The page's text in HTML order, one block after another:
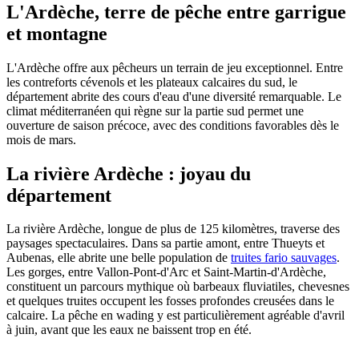
L'Ardèche, terre de pêche entre garrigue
et montagne
L'Ardèche offre aux pêcheurs un terrain de jeu exceptionnel. Entre
les contreforts cévenols et les plateaux calcaires du sud, le
département abrite des cours d'eau d'une diversité remarquable. Le
climat méditerranéen qui règne sur la partie sud permet une
ouverture de saison précoce, avec des conditions favorables dès le
mois de mars.
La rivière Ardèche : joyau du
département
La rivière Ardèche, longue de plus de 125 kilomètres, traverse des
paysages spectaculaires. Dans sa partie amont, entre Thueyts et
Aubenas, elle abrite une belle population de truites fario sauvages.
Les gorges, entre Vallon-Pont-d'Arc et Saint-Martin-d'Ardèche,
constituent un parcours mythique où barbeaux fluviatiles, chevesnes
et quelques truites occupent les fosses profondes creusées dans le
calcaire. La pêche en wading y est particulièrement agréable d'avril
à juin, avant que les eaux ne baissent trop en été.